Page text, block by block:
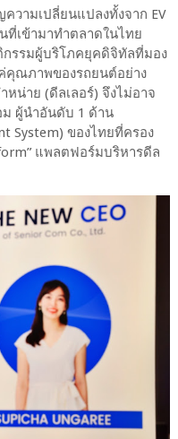
วามเปลี่ยนแปลงทั้งจาก EV
เข้ามาทำตลาดในไทย
กรรมผู้บริโภคยุคดิจิทัลที่มอง
คุณภาพของรถยนต์อย่าง
หน่าย (ดีลเลอร์) จึงไม่อาจ
ผู้นำอันดับ 1 ด้าน
System) ของไทยที่ครอง
แพลตฟอร์มบริหารดีล